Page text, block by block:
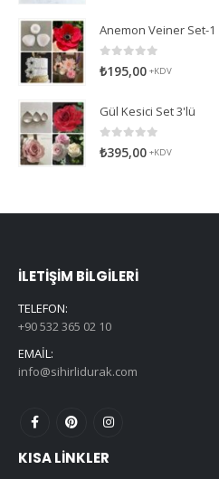
Anemon Veiner Set-1
0 5 üzerinden
₺195,00 +KDV
Gül Kesici Set 3'lü
05 üzerinden
₺395,00 +KDV
İLETIŞIM BILGILERI
TELEFON:
+90 532 365 02 10
EMAIL:
info@sihirlidurak.com
KISA LINKLER